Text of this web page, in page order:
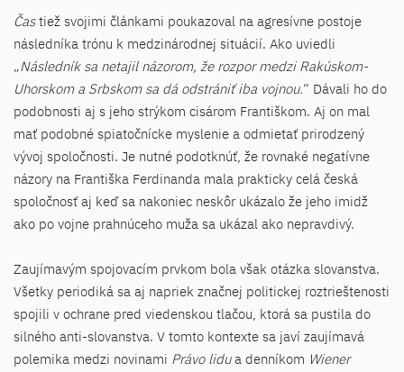
Častiež svojimi článkami poukazoval na agresívne postoje
následníka trónu k medzinárodnej situácií. Ako uviedli
„Následník sa netajil názorom, že rozpor medzi Rakúskom-
Uhorskom a Srbskom sa dá odstrániť iba vojnou.“ Dávali ho do
podobnosti aj s jeho strýkom cisárom Františkom. Aj on mal
mať podobné spiatočnícke myslenie a odmietať prirodzený
vývoj spoločnosti. Je nutné podotknúť, že rovnaké negatívne
názory na Františka Ferdinanda mala prakticky celá česká
spoločnosť aj keď sa nakoniec neskôr ukázalo že jeho imidž
ako po vojne prahnúceho muža sa ukázal ako nepravdivý.
Zaujímavým spojovacím prvkom bola však otázka slovanstva.
Všetky periodiká sa aj napriek značnej politickej roztrieštenosti
spojili v ochrane pred viedenskou tlačou, ktorá sa pustila do
silného anti-slovanstva. V tomto kontexte sa javí zaujímavá
polemika medzi novinami Právo lidua denníkom Wiener